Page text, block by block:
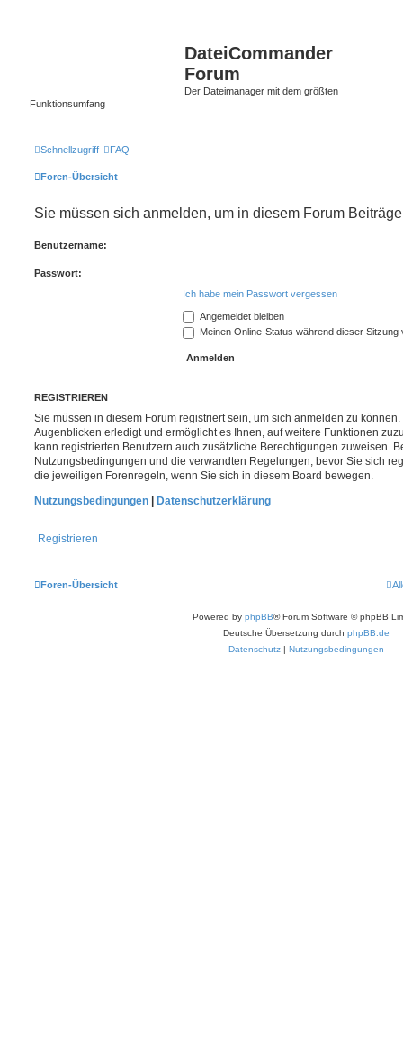
DateiCommander
Forum
Der Dateimanager mit dem größten
Funktionsumfang
Schnellzugriff FAQ
Foren-Übersicht
Sie müssen sich anmelden, um in diesem Forum
Benutzername:
Passwort:
Ich habe mein Passwort vergessen
Angemeldet bleiben
Meinen Online-Status während dieser Sitzung
REGISTRIEREN
Sie müssen in diesem Forum registriert sein, um sich anmelden zu
Augenblicken erledigt und ermöglicht es Ihnen, auf weitere Funktionen
kann registrierten Benutzern auch zusätzliche Berechtigungen zuweisen.
Nutzungsbedingungen und die verwandten Regelungen, bevor Sie sich
die jeweiligen Forenregeln, wenn Sie sich in diesem Board bewegen.
Nutzungsbedingungen
Datenschutzerklärung
Registrieren
Foren-Übersicht
Powered by phpBB® Forum Software © phpBB
Deutsche Übersetzung durch phpBB.de
Datenschutz | Nutzungsbedingungen